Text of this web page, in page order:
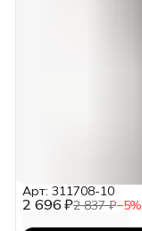
2 696 ₽2 837 ₽−5%
Арт: 311708-10